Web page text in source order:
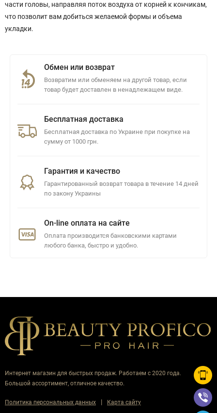
части головы, направляя поток воздуха от корней к кончикам,
что позволит вам добиться желаемой формы и объема
укладки.
Обмен или возврат
Возвратим или обменяем на другой товар, если
товар будет доставлен в ненадлежащем виде.
Бесплатная доставка
Бесплатная доставка по Украине при покупке на
сумму от 1000 грн.
Гарантия и качество
Гарантированный возврат товара в течение 14 дней
по закону Украины
On-line оплата на сайте
Оплата производится банковскими картами
любого банка, быстро и удобно.
Интернет магазин для быстрых продаж. Работаем с 2020 года.
Большой ассортимент, отличное качество.
Политика персональных данных | Карта сайту